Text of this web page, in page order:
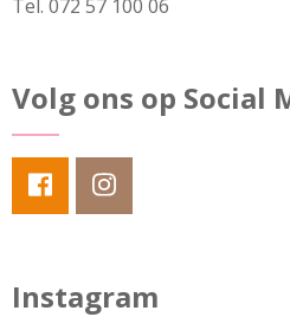
Tel. 072 57 100 06
Volg ons op Social
Instagram